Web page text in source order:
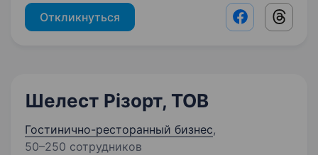
Откликнуться Facebook
Шелест Різорт, ТОВ
Гостинично-ресторанный бизнес,
50–250 сотрудников